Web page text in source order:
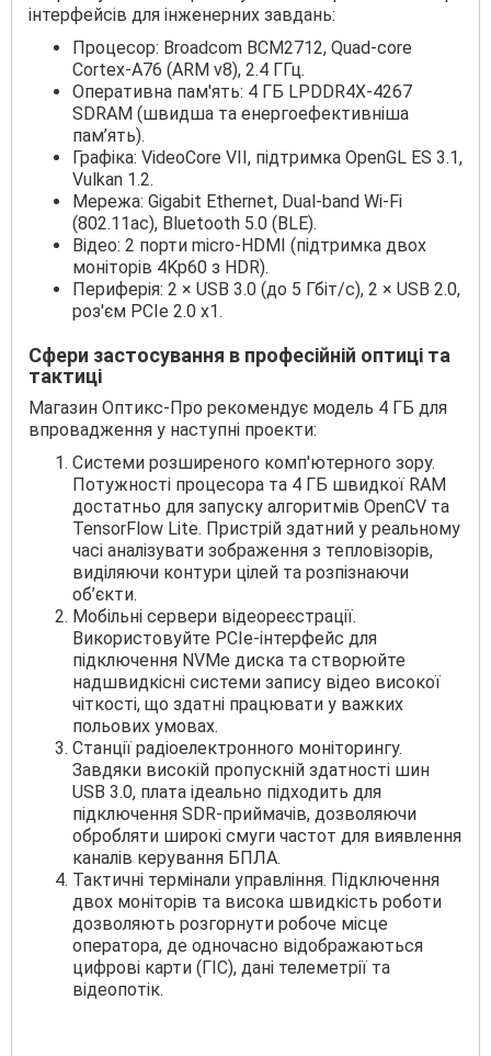
інтерфейсів для інженерних завдань:
Процесор: Broadcom BCM2712, Quad-core
Cortex-A76 (ARM v8), 2.4 ГГц.
Оперативна пам'ять: 4 ГБ LPDDR4X-4267
SDRAM (швидша та енергоефективніша
пам’ять).
Графіка: VideoCore VII, підтримка OpenGL ES 3.1,
Vulkan 1.2.
Мережа: Gigabit Ethernet, Dual-band Wi-Fi
(802.11ac), Bluetooth 5.0 (BLE).
Відео: 2 порти micro-HDMI (підтримка двох
моніторів 4Kp60 з HDR).
Периферія: 2 × USB 3.0 (до 5 Гбіт/с), 2 × USB 2.0,
роз'єм PCIe 2.0 x1.
Сфери застосування в професійній оптиці та
тактиці
Магазин Оптикс-Про рекомендує модель 4 ГБ для
впровадження у наступні проекти:
Системи розширеного комп'ютерного зору.
Потужності процесора та 4 ГБ швидкої RAM
достатньо для запуску алгоритмів OpenCV та
TensorFlow Lite. Пристрій здатний у реальному
часі аналізувати зображення з тепловізорів,
виділяючи контури цілей та розпізнаючи
об’єкти.
Мобільні сервери відеореєстрації.
Використовуйте PCIe-інтерфейс для
підключення NVMe диска та створюйте
надшвидкісні системи запису відео високої
чіткості, що здатні працювати у важких
польових умовах.
Станції радіоелектронного моніторингу.
Завдяки високій пропускній здатності шин
USB 3.0, плата ідеально підходить для
підключення SDR-приймачів, дозволяючи
обробляти широкі смуги частот для виявлення
каналів керування БПЛА.
Тактичні термінали управління. Підключення
двох моніторів та висока швидкість роботи
дозволяють розгорнути робоче місце
оператора, де одночасно відображаються
цифрові карти (ГІС), дані телеметрії та
відеопотік.